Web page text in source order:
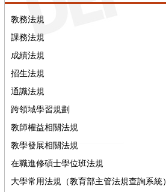
教務法規
課務法規
成績法規
招生法規
通識法規
跨領域學習規劃
教師權益相關法規
教學發展相關法規
在職進修碩士學位班法規
大學常用法規（教育部主管法規查詢系統）